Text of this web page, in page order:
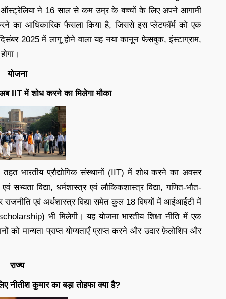
ऑस्ट्रेलिया ने 16 साल से कम उम्र के बच्चों के लिए अपने आगामी
का आधिकारिक फैसला किया है, जिससे इस प्लेटफॉर्म को एक
2025 में लागू होने वाला यह नया कानून फेसबुक, इंस्टाग्राम,
योजना
IIT में शोध करने का मिलेगा मौका
तहत भारतीय प्रौद्योगिक संस्थानों (IIT) में शोध करने का अवसर
एवं सभ्यता विद्या, धर्मशास्त्र एवं लौकिकशास्त्र विद्या, गणित-भौत-
राजनीति एवं अर्थशास्त्र विद्या समेत कुल 18 विषयों में आईआईटी में
भी मिलेगी। यह योजना भारतीय शिक्षा नीति में एक
को मान्यता प्राप्त योग्यताएँ प्राप्त करने और उदार फ़ेलोशिप और
राज्य
नीतीश कुमार का बड़ा तोहफा क्या है?